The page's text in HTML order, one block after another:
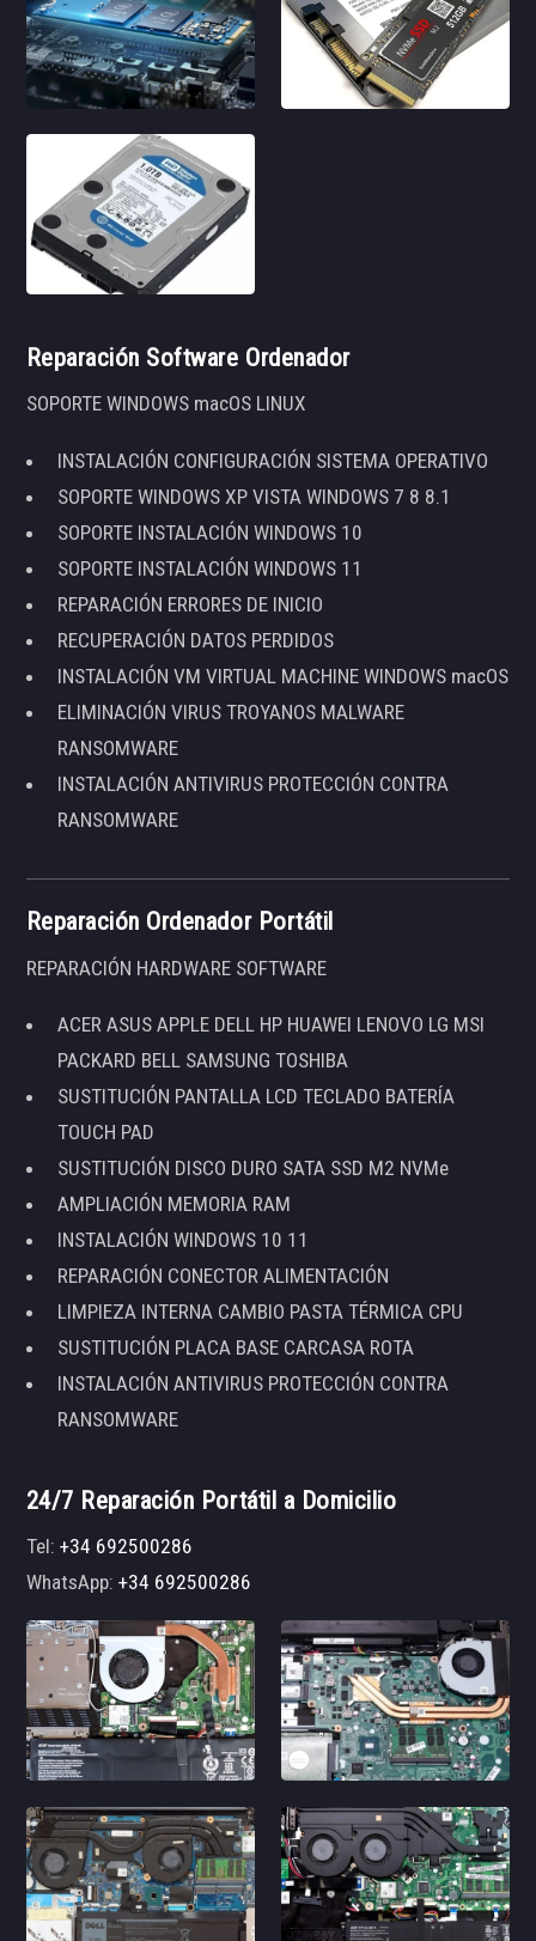
Reparación Software Ordenador
SOPORTE WINDOWS macOS LINUX
INSTALACIÓN CONFIGURACIÓN SISTEMA OPERATIVO
SOPORTE WINDOWS XP VISTA WINDOWS 7 8 8.1
SOPORTE INSTALACIÓN WINDOWS 10
SOPORTE INSTALACIÓN WINDOWS 11
REPARACIÓN ERRORES DE INICIO
RECUPERACIÓN DATOS PERDIDOS
INSTALACIÓN VM VIRTUAL MACHINE WINDOWS macOS
ELIMINACIÓN VIRUS TROYANOS MALWARE
RANSOMWARE
INSTALACIÓN ANTIVIRUS PROTECCIÓN CONTRA
RANSOMWARE
Reparación Ordenador Portátil
REPARACIÓN HARDWARE SOFTWARE
ACER ASUS APPLE DELL HP HUAWEI LENOVO LG MSI
PACKARD BELL SAMSUNG TOSHIBA
SUSTITUCIÓN PANTALLA LCD TECLADO BATERÍA
TOUCH PAD
SUSTITUCIÓN DISCO DURO SATA SSD M2 NVMe
AMPLIACIÓN MEMORIA RAM
INSTALACIÓN WINDOWS 10 11
REPARACIÓN CONECTOR ALIMENTACIÓN
LIMPIEZA INTERNA CAMBIO PASTA TÉRMICA CPU
SUSTITUCIÓN PLACA BASE CARCASA ROTA
INSTALACIÓN ANTIVIRUS PROTECCIÓN CONTRA
RANSOMWARE
24/7 Reparación Portátil a Domicilio
Tel:+34 692500286
WhatsApp:+34 692500286